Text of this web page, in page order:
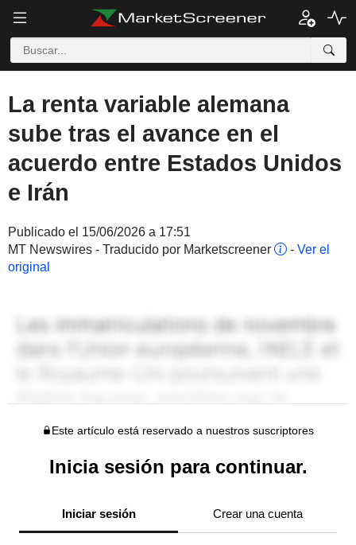
La renta variable alemana
sube tras el avance en el
acuerdo entre Estados Unidos
e Irán
Publicado el 15/06/2026 a 17:51
MT Newswires - Traducido por Marketscreener
- Ver el
original
Este artículo está reservado a nuestros suscriptores
Inicia sesión para continuar.
Iniciar sesión Crear una cuenta